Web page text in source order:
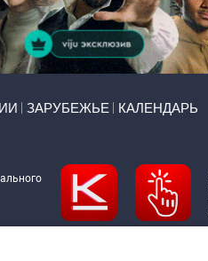
ЗАРУБЕЖЬЕ КАЛЕНДАРЬ